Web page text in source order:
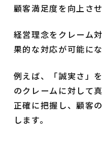
顧客満足度を向上さ
経営理念をクレーム
果的な対応が可能にな
例えば、「誠実さ」
のクレームに対して
正確に把握し、顧客
します。